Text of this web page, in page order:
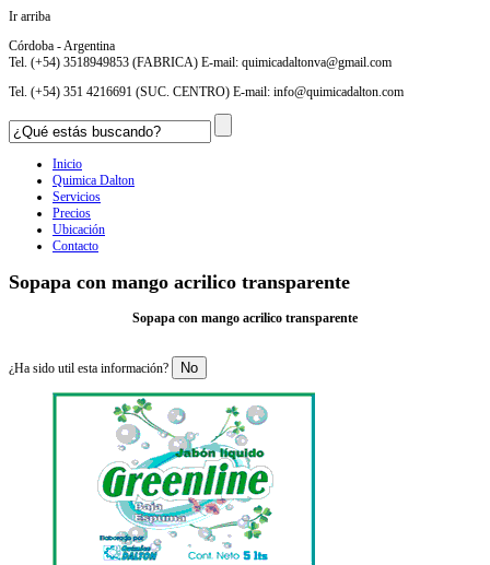
Ir arriba
Córdoba - Argentina
Tel. (+54) 3518949853 (FABRICA) E-mail: quimicadaltonva@gmail.com
Tel. (+54) 351 4216691 (SUC. CENTRO) E-mail: info@quimicadalton.com
Inicio
Quimica Dalton
Servicios
Precios
Ubicación
Contacto
Sopapa con mango acrilico transparente
Sopapa con mango acrilico transparente
¿Ha sido util esta información? No